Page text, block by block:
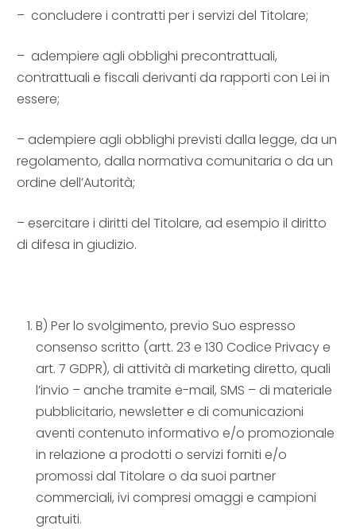
– concludere i contratti per i servizi del Titolare;
– adempiere agli obblighi precontrattuali,
contrattuali e fiscali derivanti da rapporti con Lei in
essere;
– adempiere agli obblighi previsti dalla legge, da un
regolamento, dalla normativa comunitaria o da un
ordine dell’Autorità;
– esercitare i diritti del Titolare, ad esempio il diritto
di difesa in giudizio.
B) Per lo svolgimento, previo Suo espresso
consenso scritto (artt. 23 e 130 Codice Privacy e
art. 7 GDPR), di attività di marketing diretto, quali
l’invio – anche tramite e-mail, SMS – di materiale
pubblicitario, newsletter e di comunicazioni
aventi contenuto informativo e/o promozionale
in relazione a prodotti o servizi forniti e/o
promossi dal Titolare o da suoi partner
commerciali, ivi compresi omaggi e campioni
gratuiti.